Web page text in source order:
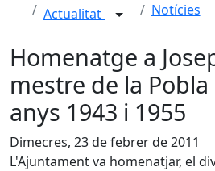
Actualitat Notícies
Homenatge a
mestre de la
anys 1943 i 1955
Dimecres, 23 de febrer de 2011
L'Ajuntament va homenatjar, el